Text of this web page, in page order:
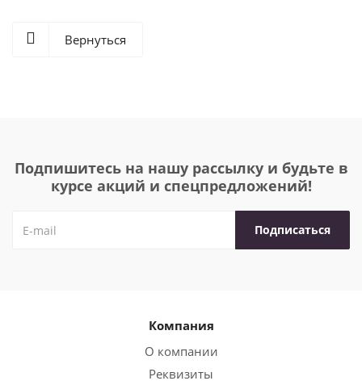
Вернуться
Подпишитесь на нашу рассылку и будьте в
курсе акций и спецпредложений!
Компания
О компании
Реквизиты